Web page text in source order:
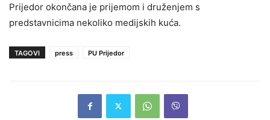
Prijedor okončana je prijemom i druženjem s
predstavnicima nekoliko medijskih kuća.
TAGOVI press PU Prijedor